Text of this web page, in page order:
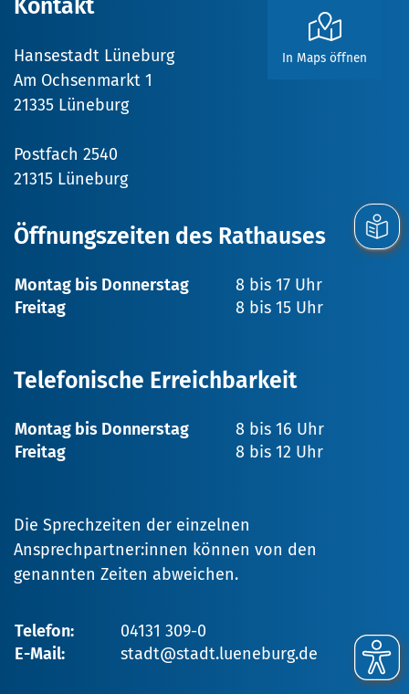
In Maps öffnen
Kontakt
Hansestadt Lüneburg
Am Ochsenmarkt 1
21335 Lüneburg
Postfach 2540
21315 Lüneburg
Öffnungszeiten des Rathauses
Montag bis Donnerstag
8 bis 17 Uhr
Freitag
8 bis 15 Uhr
Telefonische Erreichbarkeit
Montag bis Donnerstag
8 bis 16 Uhr
Freitag
8 bis 12 Uhr
Die Sprechzeiten der einzelnen
Ansprechpartner:innen können von den
genannten Zeiten abweichen.
Telefon:
04131 309-0
E-Mail:
stadt@stadt.lueneburg.de